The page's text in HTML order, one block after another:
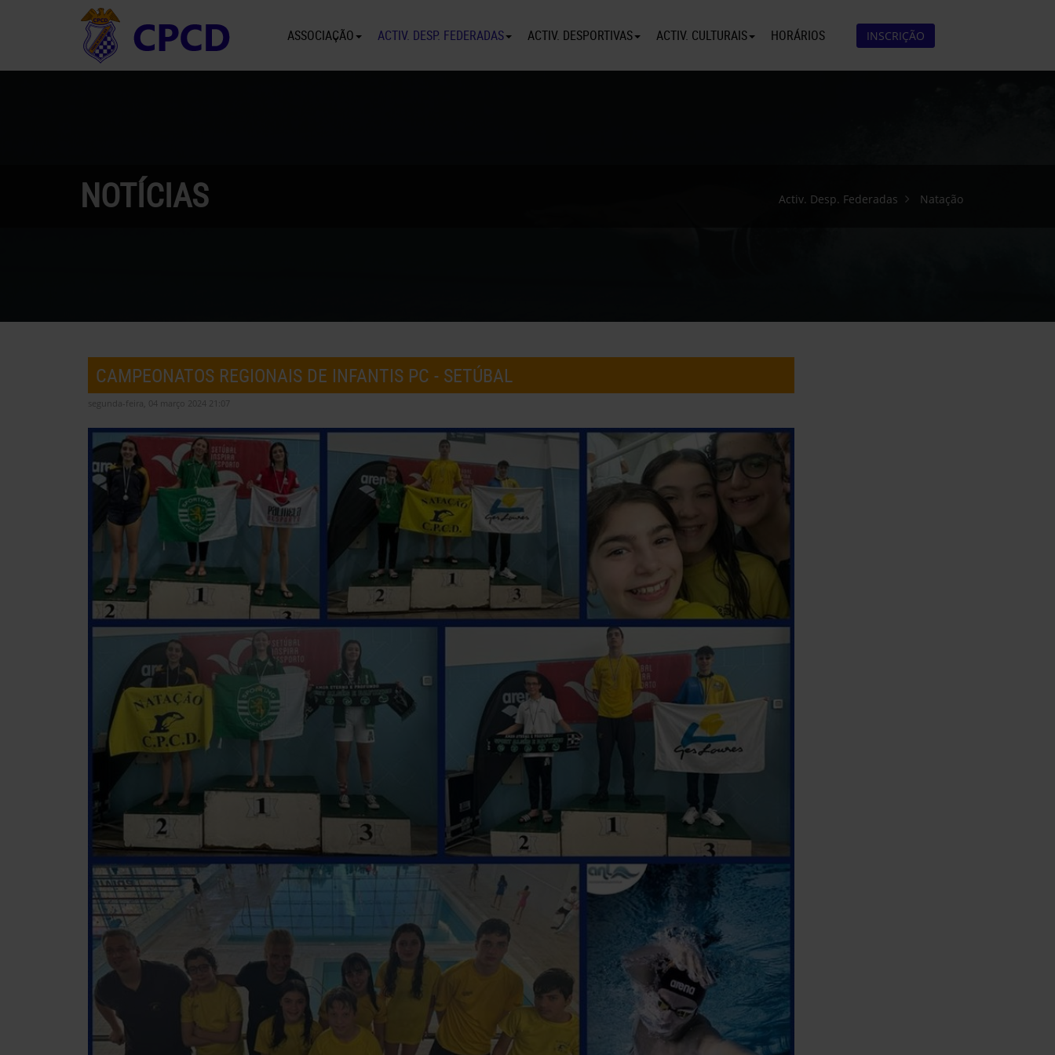
ASSOCIAÇÃO ACTIV. DESP. FEDERADAS ACTIV. DESPORTIVAS ACTIV. CULTURAIS HORÁRIOS INSCRIÇÃO
NOTÍCIAS Activ. Desp. Federadas Natação
CAMPEONATOS REGIONAIS DE INFANTIS PC - SETÚBAL
segunda-feira, 04 março 2024 21:07